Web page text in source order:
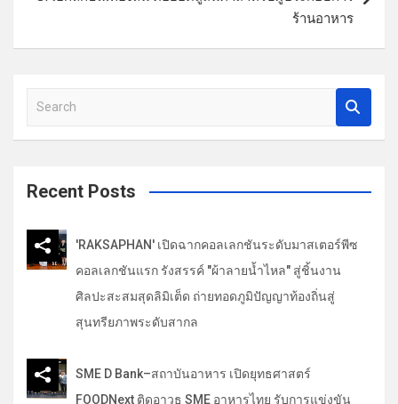
ร้านอาหาร
a
c
Recent Posts
'RAKSAPHAN' เปิดฉากคอลเลกชันระดับมาสเตอร์พีซ
คอลเลกชันแรก รังสรรค์ "ผ้าลายน้ำไหล" สู่ชิ้นงาน
ศิลปะสะสมสุดลิมิเต็ด ถ่ายทอดภูมิปัญญาท้องถิ่นสู่
สุนทรียภาพระดับสากล
SME D Bank–สถาบันอาหาร เปิดยุทธศาสตร์
FOODNext ติดอาวุธ SME อาหารไทย รับการแข่งขัน